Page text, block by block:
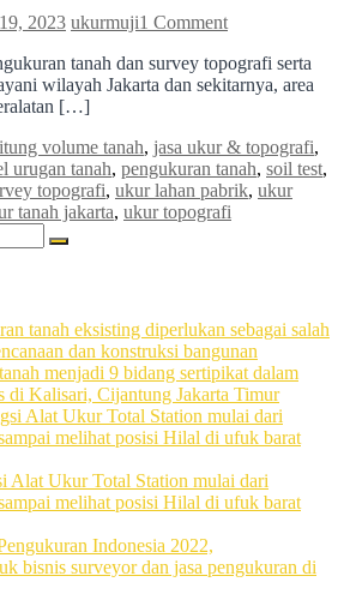
2023 ukurmuji1 Commenton
Pengukuran
Tanah
Topografi
Jakarta
tanah dan survey topografi serta
wilayah Jakarta dan sekitarnya, area
[…]
volume tanah, jasa ukur & topografi,
urugan tanah, pengukuran tanah, soil test,
topografi, ukur lahan pabrik, ukur
tanah jakarta, ukur topografi
Search
tanah eksisting diperlukan sebagai salah
dan konstruksi bangunan
menjadi 9 bidang sertipikat dalam
di Kalisari, Cijantung Jakarta Timur
Alat Ukur Total Station mulai dari
melihat posisi Hilal di ufuk barat
Alat Ukur Total Station mulai dari
melihat posisi Hilal di ufuk barat
Indonesia 2022,
bisnis surveyor dan jasa pengukuran di